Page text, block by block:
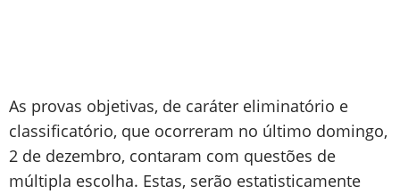
As provas objetivas, de caráter eliminatório e
classificatório, que ocorreram no último domingo,
2 de dezembro, contaram com questões de
múltipla escolha. Estas, serão estatisticamente